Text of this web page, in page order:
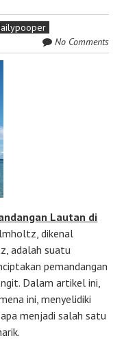
No Comments
Lautan di
dikenal
adalah suatu
pemandangan
Dalam artikel ini,
ini, menyelidiki
menjadi salah satu